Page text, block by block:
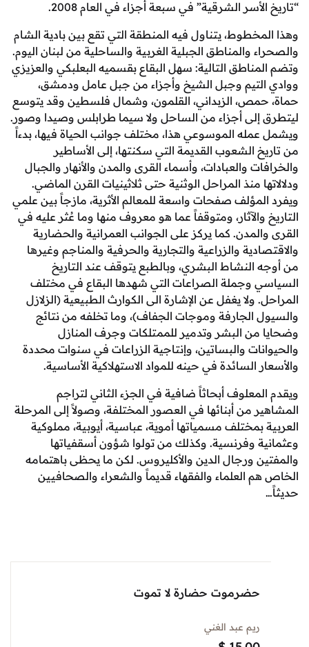
الشرقية” في سبعة أجزاء في العام 2008.
يتناول فيه المنطقة التي تقع بين بادية الشام
والمناطق الجبلية الغربية والساحلية من لبنان اليوم.
التالية: سهل البقاع بقسميه البعلبكي والعزيزي
وجبل الشيخ وأجزاء من جبل عامل ودمشق،
الزبداني، القلمون، وشمال فلسطين وقد يتوسع
إلى أجزاء من الساحل ولا سيما طرابلس وصيدا وصور.
الموسوعي هذا، مختلف جوانب الحياة فيها، بدءاً
الشعوب القديمة التي سكنتها، إلى الأساطير
والعبادات، وأسماء القرى والمدن والأنهار والجبال
منذ المراحل الوثنية حتى ثلاثينيات القرن الماضي.
صفحات واسعة للمعالم الأثرية، مازجاً بين علمي
والآثار، ومتوقفاً عما هو معروف منها وما عُثر عليه في
كما يركز على الجوانب العمرانية والحضارية
والزراعية والتجارية والحرفية والمناجم وغيرها
النشاط البشري، وبالطبع يتوقف عند التاريخ
وجملة الصراعات التي شهدها البقاع في مختلف
ولا يغفل عن الإشارة الى الكوارث الطبيعية (الزلازل
الجارفة وموجات الجفاف)، وما تخلفه من نتائج
البشر وتدمير للممتلكات وجرف المنازل
والبساتين، وإنتاجية الزراعات في سنوات محددة
السائدة في حينه للمواد الاستهلاكية الأساسية.
أبحاثاً ضافية في الجزء الثاني لتراجم
من أبنائها في العصور المختلفة، وصولاً إلى المرحلة
بمختلف مسمياتها أموية، عباسية، أيوبية، مملوكية
وفرنسية. وكذلك من تولوا شؤون أسقفياتها
ورجال الدين والأكليروس. لكن ما يحظى باهتمامه
العلماء والفقهاء قديماً والشعراء والصحافيين
حضرموت حضارة لا تموت
ريم عبد الغني